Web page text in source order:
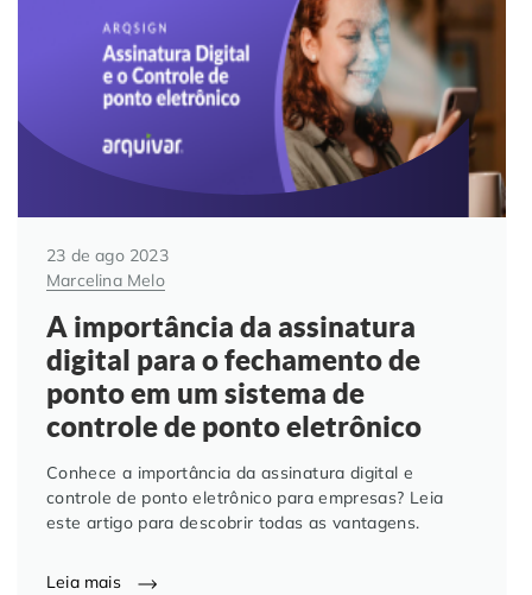
Automação de Processos
Educação Corporativa
Gerenciamento de NF-e
Adequação à LGPD
Assinatura Digital
Auditoria de Processos
Transformação Digital
Gestão do Departamento Pessoal
Hospitais e Clínicas
Instituições de Ensino
Departamento Pessoal
Departamento Financeiro
Cooperativas
Cases de Sucesso
Nossas Unidades
Blog
Trabalhe Conosco
O QUE NOS DIFERENCIA? DESCUBRA
23 de ago 2023
Marcelina Melo
A importância da assinatura
digital para o fechamento de
ponto em um sistema de
controle de ponto eletrônico
Conhece a importância da assinatura digital e
controle de ponto eletrônico para empresas? Leia
este artigo para descobrir todas as vantagens.
Leia mais